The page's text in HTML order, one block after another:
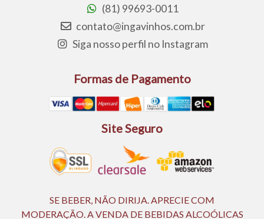
(81) 99693-0011
contato@ingavinhos.com.br
Siga nosso perfil no Instagram
Formas de Pagamento
Site Seguro
SE BEBER, NÃO DIRIJA. APRECIE COM
MODERAÇÃO. A VENDA DE BEBIDAS ALCOÓLICAS